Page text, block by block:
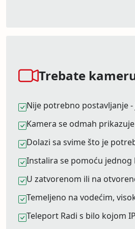
Trebate
Nije potrebno postavljanje
Kamera se odmah
Dolazi sa svime što je
Instalira se pomoću jednog
U zatvorenom ili na
Temeljeno na vodećim,
Teleport Radi s bilo kojom